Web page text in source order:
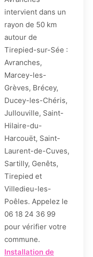
intervient dans un
rayon de 50 km
autour de
Tirepied-sur-Sée :
Avranches,
Marcey-les-
Grèves, Brécey,
Ducey-les-Chéris,
Jullouville, Saint-
Hilaire-du-
Harcouët, Saint-
Laurent-de-Cuves,
Sartilly, Genêts,
Tirepied et
Villedieu-les-
Poêles. Appelez le
06 18 24 36 99
pour vérifier votre
commune.
Installation de